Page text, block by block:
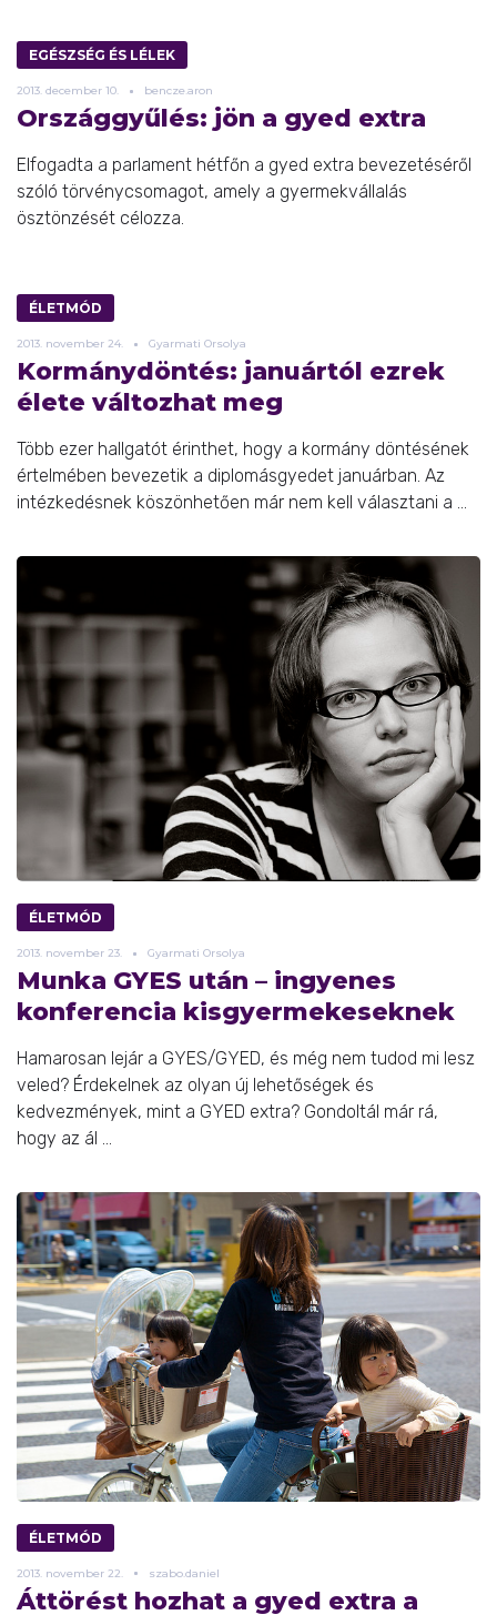
EGÉSZSÉG ÉS LÉLEK
2013. december 10. bencze.aron
Országgyűlés: jön a gyed extra
Elfogadta a parlament hétfőn a gyed extra bevezetéséről
szóló törvénycsomagot, amely a gyermekvállalás
ösztönzését célozza.
ÉLETMÓD
2013. november 24. Gyarmati Orsolya
Kormánydöntés: januártól ezrek
élete változhat meg
Több ezer hallgatót érinthet, hogy a kormány döntésének
értelmében bevezetik a diplomásgyedet januárban. Az
intézkedésnek köszönhetően már nem kell választani a ...
ÉLETMÓD
2013. november 23. Gyarmati Orsolya
Munka GYES után – ingyenes
konferencia kisgyermekeseknek
Hamarosan lejár a GYES/GYED, és még nem tudod mi lesz
veled? Érdekelnek az olyan új lehetőségek és
kedvezmények, mint a GYED extra? Gondoltál már rá,
hogy az ál ...
ÉLETMÓD
2013. november 22. szabo.daniel
Áttörést hozhat a gyed extra a